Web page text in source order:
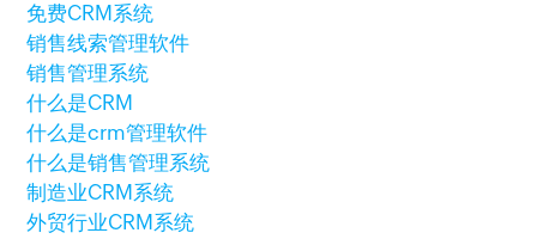
免费CRM系统
销售线索管理软件
销售管理系统
什么是CRM
什么是crm管理软件
什么是销售管理系统
制造业CRM系统
外贸行业CRM系统